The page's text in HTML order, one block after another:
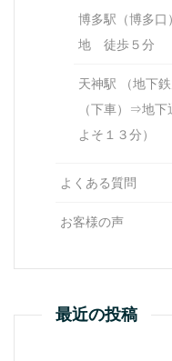
博多駅（博多
地 徒歩５分
天神駅 （地下
（下車）⇒地
よそ１３分）
よくある質問
お客様の声
最近の投稿